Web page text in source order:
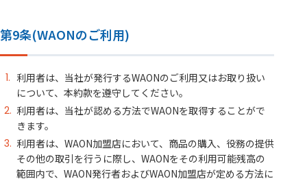
第9条(WAONのご利用)
利用者は、当社が発行するWAONのご利用又はお取り扱い
について、本約款を遵守してください。
利用者は、当社が認める方法でWAONを取得することがで
きます。
利用者は、WAON加盟店において、商品の購入、役務の提供
その他の取引を行うに際し、WAONをその利用可能残高の
範囲内で、WAON発行者およびWAON加盟店が定める方法に